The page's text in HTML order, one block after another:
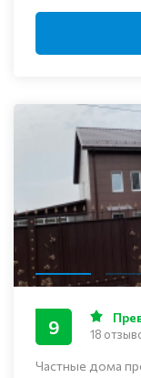
Частные дома
9 18